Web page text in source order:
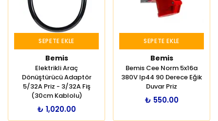
SEPETE EKLE
Bemis
Elektrikli Araç
Dönüştürücü Adaptör
5/32A Priz - 3/32A Fiş
(30cm Kablolu)
₺ 1,020.00
SEPETE EKLE
Bemis
Bemis Cee Norm 5x16a
380V Ip44 90 Derece Eğik
Duvar Priz
₺ 550.00